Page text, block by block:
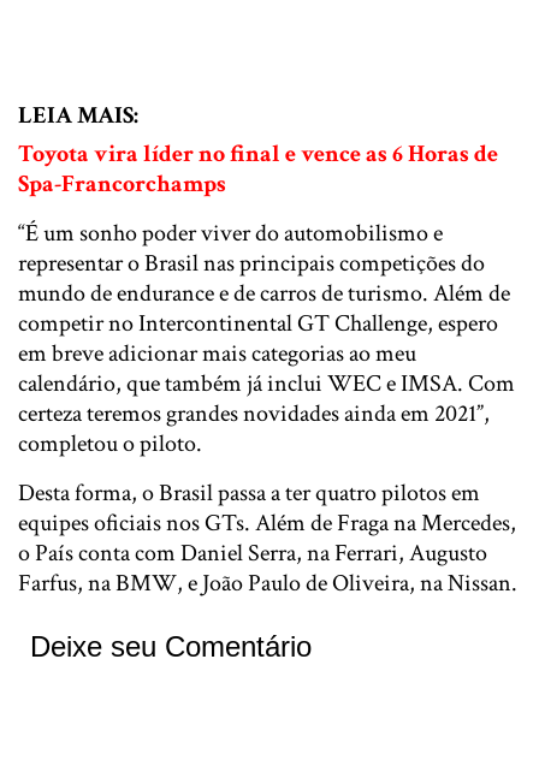
LEIA MAIS:
Toyota vira líder no final e vence as 6 Horas de
Spa-Francorchamps
“É um sonho poder viver do automobilismo e
representar o Brasil nas principais competições do
mundo de endurance e de carros de turismo. Além de
competir no Intercontinental GT Challenge, espero
em breve adicionar mais categorias ao meu
calendário, que também já inclui WEC e IMSA. Com
certeza teremos grandes novidades ainda em 2021”,
completou o piloto.
Desta forma, o Brasil passa a ter quatro pilotos em
equipes oficiais nos GTs. Além de Fraga na Mercedes,
o País conta com Daniel Serra, na Ferrari, Augusto
Farfus, na BMW, e João Paulo de Oliveira, na Nissan.
Deixe seu Comentário